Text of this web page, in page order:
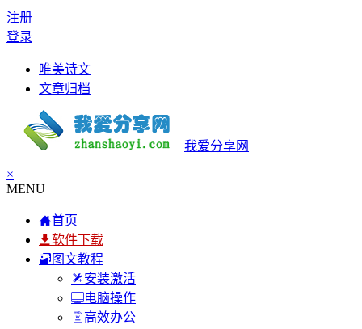
注册
登录
唯美诗文
文章归档
我爱分享网
×
MENU
首页
软件下载
图文教程
安装激活
电脑操作
高效办公